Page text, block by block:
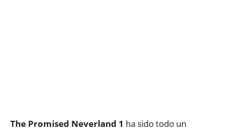
The Promised Neverland 1 ha sido todo un